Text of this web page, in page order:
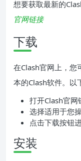
想要获取最新的
官网链接
下载
在Clash官网上，您
本的Clash软件。以
打开Clash官网
选择适用于您
点击下载按钮
安装